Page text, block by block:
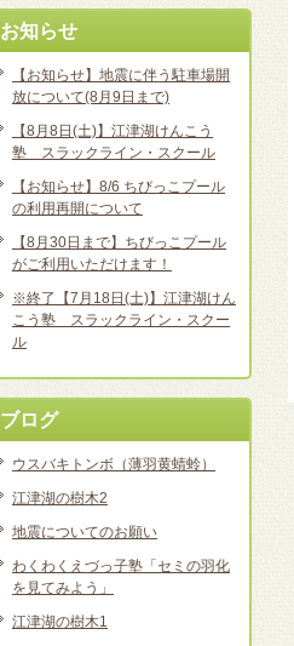
お知らせ
【お知らせ】地震に伴う駐車場開
放について(8月9日まで)
【8月8日(土)】江津湖けんこう
塾 スラックライン・スクール
【お知らせ】8/6 ちびっこプール
の利用再開について
【8月30日まで】ちびっこプール
がご利用いただけます！
※終了【7月18日(土)】江津湖けん
こう塾 スラックライン・スクー
ル
ブログ
ウスバキトンボ（薄羽黄蜻蛉）
江津湖の樹木2
地震についてのお願い
わくわくえづっ子塾「セミの羽化
を見てみよう」
江津湖の樹木1